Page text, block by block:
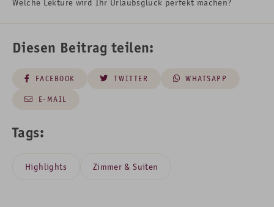
Diesen Beitrag teilen:
FACEBOOK TWITTER
WHATSAPP
E-MAIL
Tags:
Highlights Zimmer & Suiten